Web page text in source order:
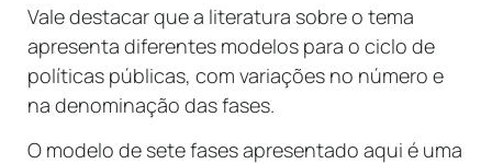
Vale destacar que a literatura sobre o tema
apresenta diferentes modelos para o ciclo de
políticas públicas, com variações no número e
na denominação das fases.
O modelo de sete fases apresentado aqui é uma